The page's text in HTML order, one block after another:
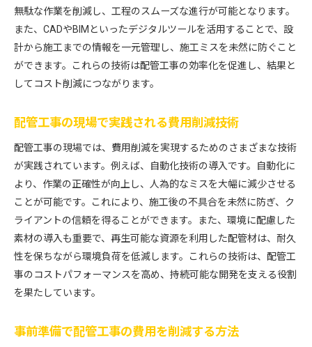
無駄な作業を削減し、工程のスムーズな進行が可能となります。
また、CADやBIMといったデジタルツールを活用することで、設
計から施工までの情報を一元管理し、施工ミスを未然に防ぐこと
ができます。これらの技術は配管工事の効率化を促進し、結果と
してコスト削減につながります。
配管工事の現場で実践される費用削減技術
配管工事の現場では、費用削減を実現するためのさまざまな技術
が実践されています。例えば、自動化技術の導入です。自動化に
より、作業の正確性が向上し、人為的なミスを大幅に減少させる
ことが可能です。これにより、施工後の不具合を未然に防ぎ、ク
ライアントの信頼を得ることができます。また、環境に配慮した
素材の導入も重要で、再生可能な資源を利用した配管材は、耐久
性を保ちながら環境負荷を低減します。これらの技術は、配管工
事のコストパフォーマンスを高め、持続可能な開発を支える役割
を果たしています。
事前準備で配管工事の費用を削減する方法